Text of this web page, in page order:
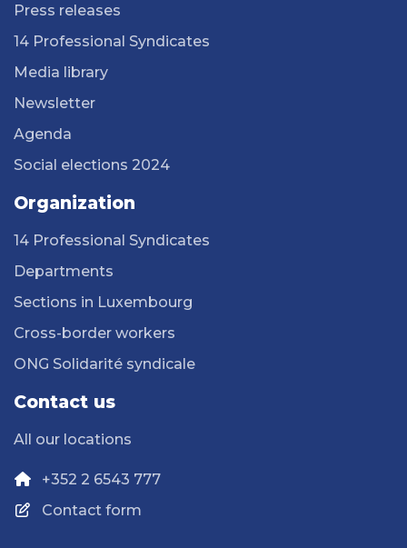
Press releases
14 Professional Syndicates
Media library
Newsletter
Agenda
Social elections 2024
Organization
14 Professional Syndicates
Departments
Sections in Luxembourg
Cross-border workers
ONG Solidarité syndicale
Contact us
All our locations
+352 2 6543 777
Contact form